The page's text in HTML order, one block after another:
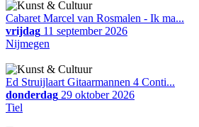
Cabaret Marcel van Rosmalen - Ik ma...
vrijdag 11 september 2026
Nijmegen
Ed Struijlaart Gitaarmannen 4 Conti...
donderdag 29 oktober 2026
Tiel